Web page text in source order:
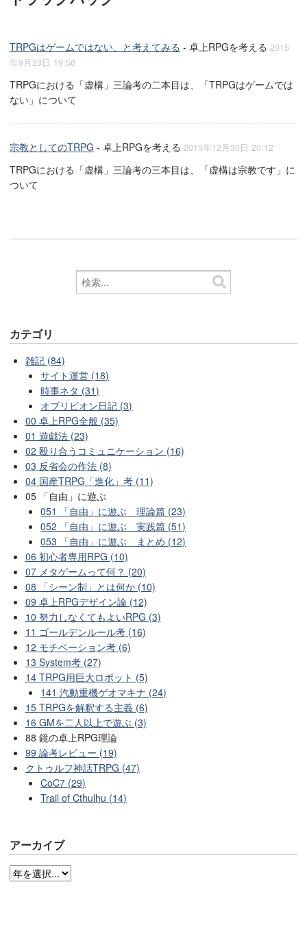
TRPGはゲームではない、と考えてみる - 卓上RPGを考える 2015
年9月23日 19:56
TRPGにおける「虚構」三論考の二本目は、「TRPGはゲームでは
ない」について
宗教としてのTRPG - 卓上RPGを考える 2015年12月30日 20:12
TRPGにおける「虚構」三論考の三本目は、「虚構は宗教です」に
ついて
カテゴリ
雑記 (84)
サイト運営 (18)
時事ネタ (31)
オブリビオン日記 (3)
00 卓上RPG全般 (35)
01 遊戯法 (23)
02 殴り合うコミュニケーション (16)
03 反省会の作法 (8)
04 国産TRPG「進化」考 (11)
05 「自由」に遊ぶ
051 「自由」に遊ぶ 理論篇 (23)
052 「自由」に遊ぶ 実践篇 (51)
053 「自由」に遊ぶ まとめ (12)
06 初心者専用RPG (10)
07 メタゲームって何？ (20)
08 「シーン制」とは何か (10)
09 卓上RPGデザイン論 (12)
10 努力しなくてもよいRPG (3)
11 ゴールデンルール考 (16)
12 モチベーション考 (6)
13 System考 (27)
14 TRPG用巨大ロボット (5)
141 汽動重機ゲオマキナ (24)
15 TRPGを解釈する主義 (6)
16 GMを二人以上で遊ぶ (3)
88 鏡の卓上RPG理論
99 論考レビュー (19)
クトゥルフ神話TRPG (47)
CoC7 (29)
Trail of Cthulhu (14)
アーカイブ